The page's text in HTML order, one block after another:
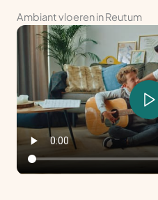
Ambiant vloeren in Reutum